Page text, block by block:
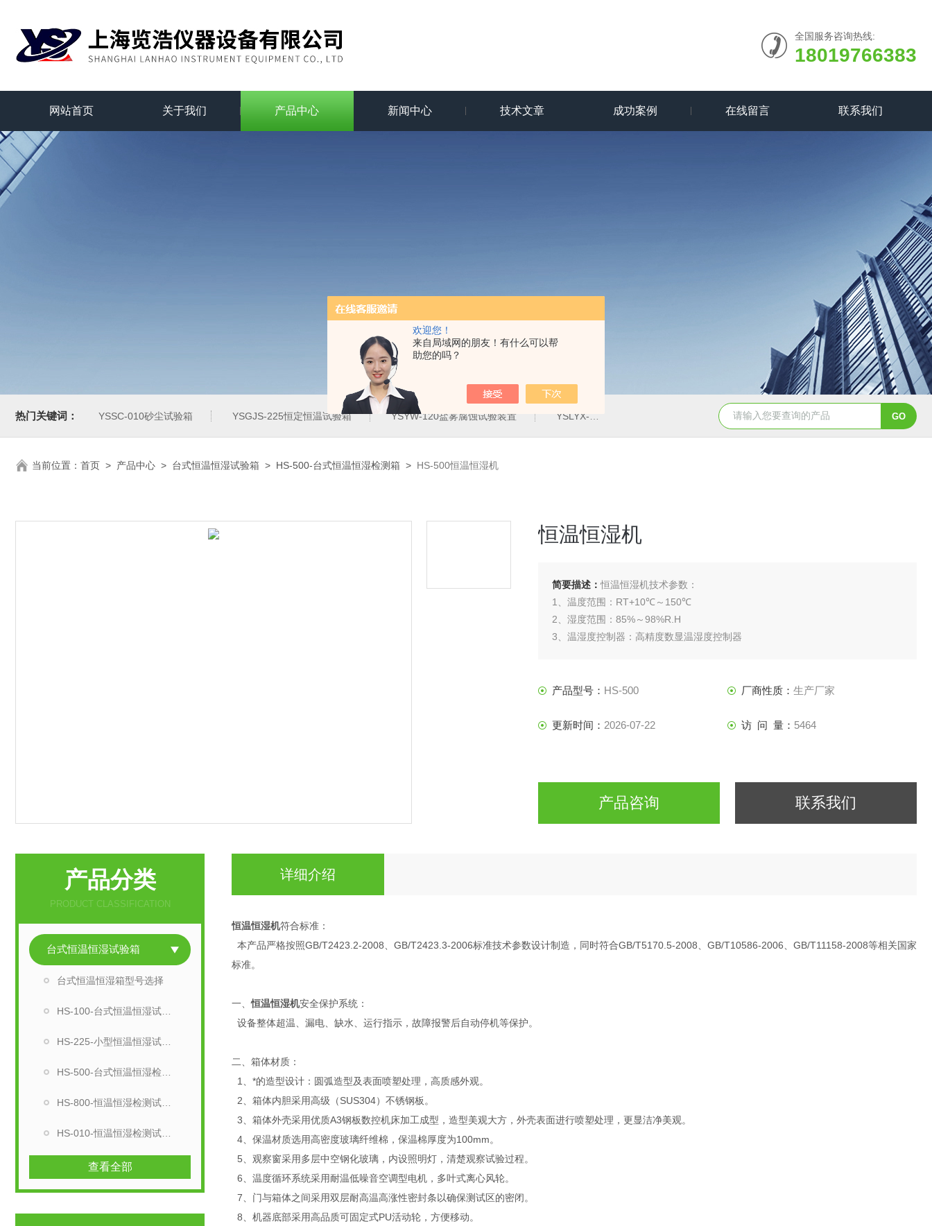
欢迎您！
来自局域网的朋友！有什么可以帮
助您的吗？
全国服务咨询热线:
18019766383
网站首页 关于我们 产品中心 新闻中心 技术文章 成功案例 在线留言 联系我们
热门关键词： YSSC-010砂尘试验箱 YSGJS-225恒定恒温试验箱 YSYW-120盐雾腐蚀试验装置 YSLYX-010防水试验设备 YSCYS-010臭氧老化试验设备
当前位置： 首页 > 产品中心 > 台式恒温恒湿试验箱 > HS-500-台式恒温恒湿检测箱 > HS-500恒温恒湿机
恒温恒湿机
简要描述：恒温恒湿机技术参数：
1、温度范围：RT+10℃～150℃
2、湿度范围：85%～98%R.H
3、温湿度控制器：高精度数显温湿度控制器
产品型号： HS-500 厂商性质： 生产厂家
更新时间： 2026-07-22 访 问 量： 5464
产品咨询 联系我们
产品分类
PRODUCT CLASSIFICATION
台式恒温恒湿试验箱
台式恒温恒湿箱型号选择
查看全部
详细介绍
恒温恒湿机符合标准：
本产品严格按照GB/T2423.2-2008、GB/T2423.3-2006标准技术参数设计制造，同时符合GB/T5170.5-2008、GB/T10586-2006、GB/T11158-2008等相关国家
标准。
一、恒温恒湿机安全保护系统：
设备整体超温、漏电、缺水、运行指示，故障报警后自动停机等保护。
二、箱体材质：
1、*的造型设计：圆弧造型及表面喷塑处理，高质感外观。
2、箱体内胆采用高级（SUS304）不锈钢板。
3、箱体外壳采用优质A3钢板数控机床加工成型，造型美观大方，外壳表面进行喷塑处理，更显洁净美观。
4、保温材质选用高密度玻璃纤维棉，保温棉厚度为100mm。
5、观察窗采用多层中空钢化玻璃，内设照明灯，清楚观察试验过程。
6、温度循环系统采用耐温低噪音空调型电机，多叶式离心风轮。
7、门与箱体之间采用双层耐高温高涨性密封条以确保测试区的密闭。
8、机器底部采用高品质可固定式PU活动轮，方便移动。